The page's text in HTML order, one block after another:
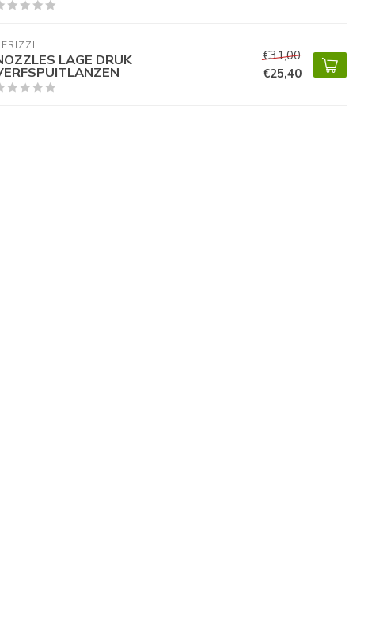
LAGE DRUK
€31,00
€25,40